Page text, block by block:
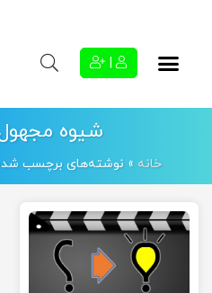
شیوه
خانه » نوشته‌های برچسب